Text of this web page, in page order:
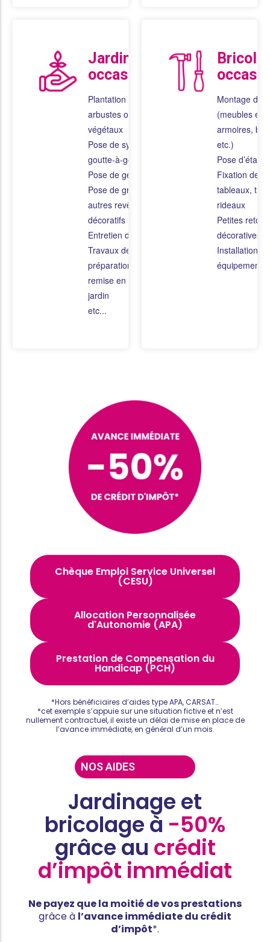
Jardinage
occasionnel
Plantation de fleurs,
arbustes ou
végétaux
Pose de système de
goutte-à-goutte
Pose de géotextile
Pose de gravier ou
autres revêtements
décoratifs
Entretien de piscine
Travaux de
préparation ou
remise en état du
jardin
etc...
Montage de
(meubles en
armoires,
etc.)
Pose
Fixation de
tableaux,
rideaux
Petites
décoratives
Installation
équipements
Chèque Emploi Service Universel
(CESU)
Allocation Personnalisée
d'Autonomie (APA)
Prestation de Compensation du
Handicap (PCH)
*Hors bénéficiaires d’aides type APA, CARSAT…
*cet exemple s’appuie sur une situation fictive et n’est
nullement contractuel, il existe un délai de mise en place de
l’avance immédiate, en général d’un mois.
NOS AIDES
Jardinage et
bricolage à -50%
grâce au crédit
d’impôt immédiat
Ne payez que la moitié de vos prestations
grâce à l’avance immédiate du crédit
d’impôt*.